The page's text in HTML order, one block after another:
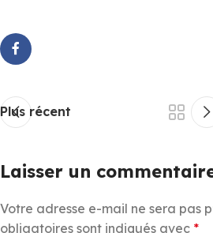
Plus récent
Laisser un
Votre adresse e-mail ne sera pas
obligatoires sont indiqués avec *